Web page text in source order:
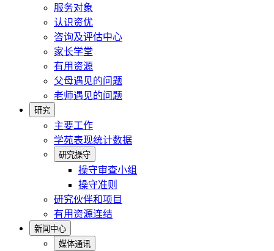
服务对象
认识资优
咨询及评估中心
家长学堂
有用资源
父母遇见的问题
老师遇见的问题
研究
主要工作
学苑表现统计数据
研究操守
操守审查小组
操守准则
研究伙伴和项目
有用资源连结
新闻中心
媒体通讯